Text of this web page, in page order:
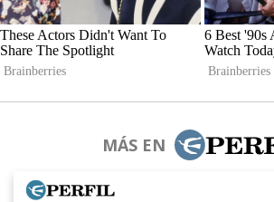
MÁS EN